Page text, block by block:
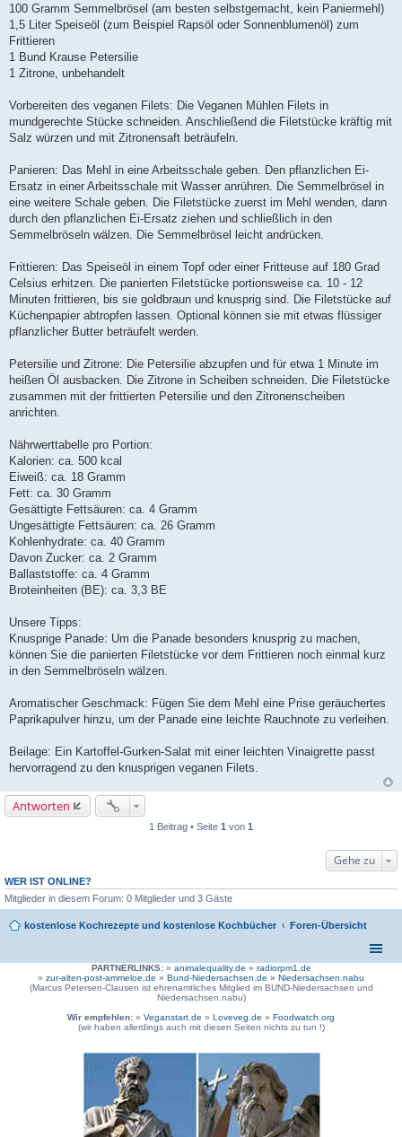
100 Gramm Semmelbrösel (am besten selbstgemacht, kein Paniermehl)
1,5 Liter Speiseöl (zum Beispiel Rapsöl oder Sonnenblumenöl) zum
Frittieren
1 Bund Krause Petersilie
1 Zitrone, unbehandelt
Vorbereiten des veganen Filets: Die Veganen Mühlen Filets in
mundgerechte Stücke schneiden. Anschließend die Filetstücke kräftig mit
Salz würzen und mit Zitronensaft beträufeln.
Panieren: Das Mehl in eine Arbeitsschale geben. Den pflanzlichen Ei-
Ersatz in einer Arbeitsschale mit Wasser anrühren. Die Semmelbrösel in
eine weitere Schale geben. Die Filetstücke zuerst im Mehl wenden, dann
durch den pflanzlichen Ei-Ersatz ziehen und schließlich in den
Semmelbröseln wälzen. Die Semmelbrösel leicht andrücken.
Frittieren: Das Speiseöl in einem Topf oder einer Fritteuse auf 180 Grad
Celsius erhitzen. Die panierten Filetstücke portionsweise ca. 10 - 12
Minuten frittieren, bis sie goldbraun und knusprig sind. Die Filetstücke auf
Küchenpapier abtropfen lassen. Optional können sie mit etwas flüssiger
pflanzlicher Butter beträufelt werden.
Petersilie und Zitrone: Die Petersilie abzupfen und für etwa 1 Minute im
heißen Öl ausbacken. Die Zitrone in Scheiben schneiden. Die Filetstücke
zusammen mit der frittierten Petersilie und den Zitronenscheiben
anrichten.
Nährwerttabelle pro Portion:
Kalorien: ca. 500 kcal
Eiweiß: ca. 18 Gramm
Fett: ca. 30 Gramm
Gesättigte Fettsäuren: ca. 4 Gramm
Ungesättigte Fettsäuren: ca. 26 Gramm
Kohlenhydrate: ca. 40 Gramm
Davon Zucker: ca. 2 Gramm
Ballaststoffe: ca. 4 Gramm
Broteinheiten (BE): ca. 3,3 BE
Unsere Tipps:
Knusprige Panade: Um die Panade besonders knusprig zu machen,
können Sie die panierten Filetstücke vor dem Frittieren noch einmal kurz
in den Semmelbröseln wälzen.
Aromatischer Geschmack: Fügen Sie dem Mehl eine Prise geräuchertes
Paprikapulver hinzu, um der Panade eine leichte Rauchnote zu verleihen.
Beilage: Ein Kartoffel-Gurken-Salat mit einer leichten Vinaigrette passt
hervorragend zu den knusprigen veganen Filets.
Antworten
1 Beitrag • Seite 1 von 1
Gehe zu
WER IST ONLINE?
Mitglieder in diesem Forum: 0 Mitglieder und 3 Gäste
kostenlose Kochrezepte und kostenlose Kochbücher Foren-Übersicht
PARTNERLINKS:» animalequality.de » radiorpm1.de
» zur-alten-post-ammeloe.de » Bund-Niedersachsen.de » Niedersachsen.nabu
(Marcus Petersen-Clausen ist ehrenamtliches Mitglied im BUND-Niedersachsen und
Niedersachsen.nabu)
Wir empfehlen: » Veganstart.de » Loveveg.de » Foodwatch.org
(wir haben allerdings auch mit diesen Seiten nichts zu tun !)